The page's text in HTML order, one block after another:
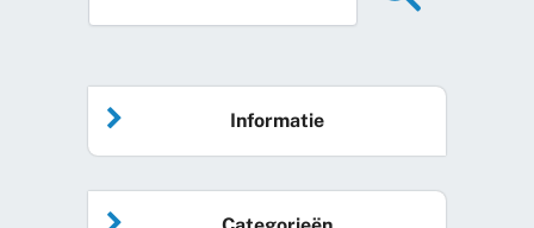
Informatie
Home